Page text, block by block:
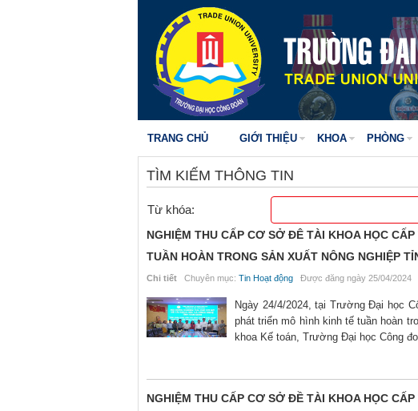
TRANG CHỦ GIỚI THIỆU KHOA PHÒNG
TÌM KIẾM THÔNG TIN
Từ khóa:
NGHIỆM THU CẤP CƠ SỞ ĐÊ TÀI KHOA HỌC
TUẦN HOÀN TRONG SẢN XUẤT NÔNG NGHIỆP
Chi tiết Chuyên mục: Tin Hoạt động Được đăng ngày 25/04/2024
Ngày 24/4/2024, tại Trường Đại học
phát triển mô hình kinh tế tuần hoàn
khoa Kế toán, Trường Đại học Công
NGHIỆM THU CẤP CƠ SỞ ĐỀ TÀI KHOA HỌC